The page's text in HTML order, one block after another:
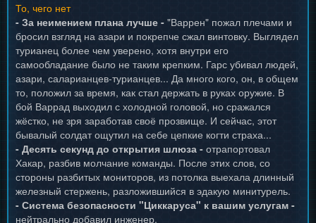
То, чего нет
- За неимением плана лучше - "Варрен" пожал плечами и
бросил взгляд на азари и покрепче сжал винтовку. Выглядел
турианец более чем уверено, хотя внутри его
самообладание было не таким крепким. Гарс убивал людей,
азари, саларианцев-турианцев... Да много кого, он, в общем
то, положил за время, как стал держать в руках оружие. В
бой Варрад выходил с холодной головой, но сражался
жёстко, не зря заработав своё прозвище. И сейчас, этот
бывалый солдат ощутил на себе цепкие когти страха...
- Десять секунд до открытия шлюза - отрапортовал
Хакар, разбив молчание команды. После этих слов, со
стороны разбитых мониторов, из потолка выехала длинный
железный стержень, разложившийся в эдакую минитурель.
- Система безопасности "Циккаруса" к вашим услугам -
нейтрально добавил инженер.